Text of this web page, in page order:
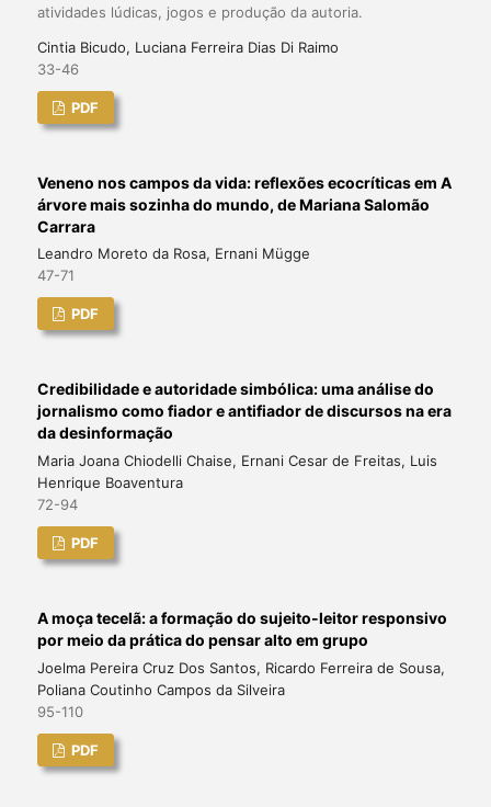
atividades lúdicas, jogos e produção da autoria.
Cintia Bicudo, Luciana Ferreira Dias Di Raimo
33-46
PDF
Veneno nos campos da vida: reflexões ecocríticas em A
árvore mais sozinha do mundo, de Mariana Salomão
Carrara
Leandro Moreto da Rosa, Ernani Mügge
47-71
PDF
Credibilidade e autoridade simbólica: uma análise do
jornalismo como fiador e antifiador de discursos na era
da desinformação
Maria Joana Chiodelli Chaise, Ernani Cesar de Freitas, Luis
Henrique Boaventura
72-94
PDF
A moça tecelã: a formação do sujeito-leitor responsivo
por meio da prática do pensar alto em grupo
Joelma Pereira Cruz Dos Santos, Ricardo Ferreira de Sousa,
Poliana Coutinho Campos da Silveira
95-110
PDF